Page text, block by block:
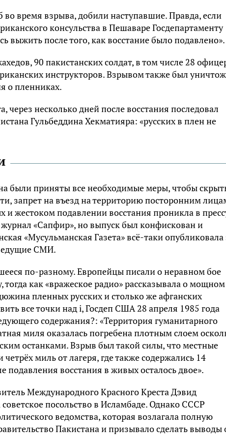
время взрыва, добили наступавшие. Правда, если
консульства в Пешаваре Госдепартаменту
выжить после того, как восстание было подавлено».
90 пакистанских солдат, в том числе 28
инструкторов. Взрывом также был
о пленниках.
несколько дней после восстания последовал
Гульбеддина Хекматияра: «русских в плен не
были приняты все необходимые меры, чтобы
запрет на въезд на территорию посторонним
жестоком подавлении восстания проникла в
«Сапфир», но выпуск был конфискован и
«Мусульманская Газета» всё-таки опубликовала
СМИ.
по-разному. Европейцы писали о неравном бое
как «вражеское радио» рассказывала о мощном
пленных русских и столько же афганских
все точки над i, Госдеп США 28 апреля 1985 года
содержания?: «Территория гуманитарного
миля оказалась погребена плотным слоем
останками. Взрыв был такой силы, что местные
миль от лагеря, где также содержались 14
подавления восстания в живых осталось двое».
Международного Красного Креста Дэвид
посольство в Исламбаде. Однако СССР
ведомства, которая возлагала полную
Пакистана и призывало сделать выводы